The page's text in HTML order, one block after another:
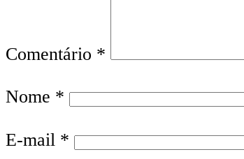
Comentário *
Nome *
E-mail *